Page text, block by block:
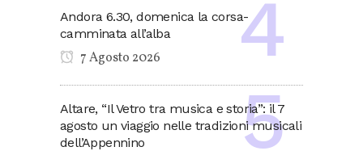
Andora 6.30, domenica la corsa-
camminata all’alba
7 Agosto 2026
Altare, “Il Vetro tra musica e storia”: il 7
agosto un viaggio nelle tradizioni musicali
dell’Appennino